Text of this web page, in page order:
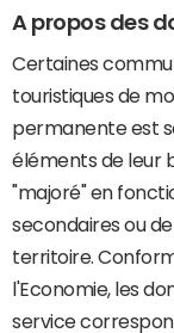
A propos des
Certaines
touristiques de
permanente est
éléments de leur
"majoré" en
secondaires ou
territoire.
l'Economie, les
service